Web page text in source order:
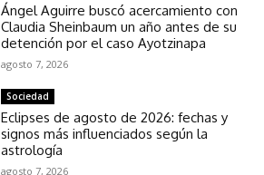
Ángel Aguirre buscó acercamiento con
Claudia Sheinbaum un año antes de su
detención por el caso Ayotzinapa
agosto 7, 2026
Sociedad
Eclipses de agosto de 2026: fechas y
signos más influenciados según la
astrología
agosto 7, 2026